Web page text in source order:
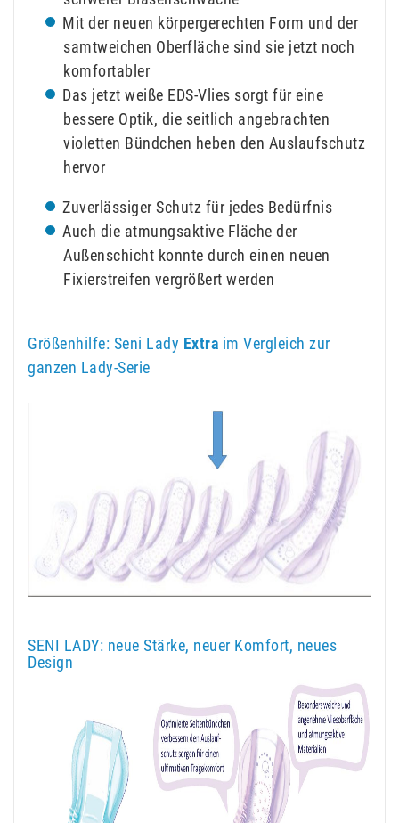
Mit der neuen körpergerechten Form und der
samtweichen Oberfläche sind sie jetzt noch
komfortabler
Das jetzt weiße EDS-Vlies sorgt für eine
bessere Optik, die seitlich angebrachten
violetten Bündchen heben den Auslaufschutz
hervor
Zuverlässiger Schutz für jedes Bedürfnis
Auch die atmungsaktive Fläche der
Außenschicht konnte durch einen neuen
Fixierstreifen vergrößert werden
Größenhilfe: Seni Lady Extra im Vergleich zur
ganzen Lady-Serie
SENI LADY: neue Stärke, neuer Komfort, neues
Design